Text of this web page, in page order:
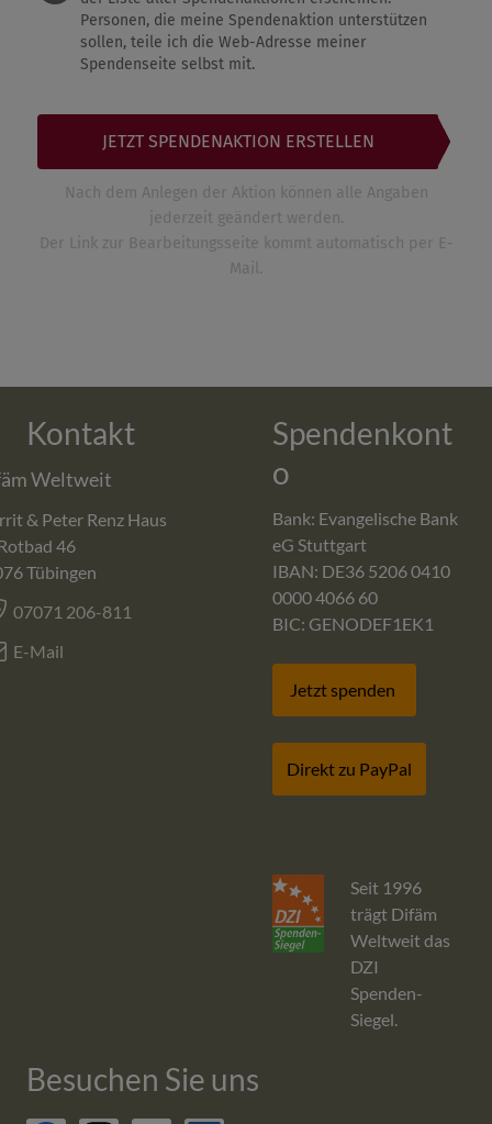
Kontakt
Weltweit
& Peter Renz Haus
46
Tübingen
07071 206-811
E-Mail
Spendenkont
o
Bank: Evangelische Bank
eG Stuttgart
IBAN: DE36 5206 0410
0000 4066 60
BIC: GENODEF1EK1
Jetzt spenden
Direkt zu PayPal
Seit 1996
trägt Difäm
Weltweit das
DZI
Spenden-
Siegel.
Besuchen Sie uns